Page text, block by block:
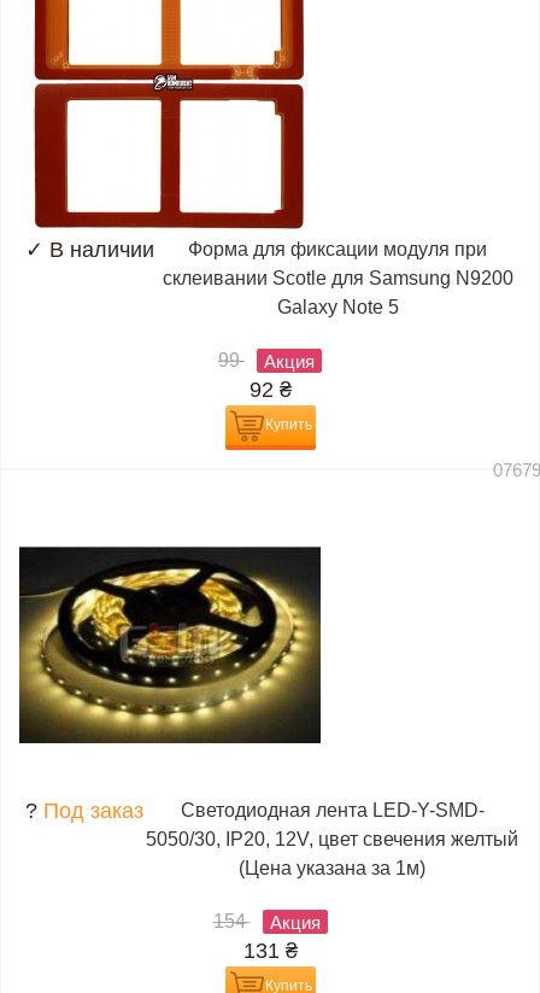
✓ В наличии
Форма для фиксации модуля при
склеивании Scotle для Samsung N9200
Galaxy Note 5
99 Акция
92 ₴
Купить
? Под заказ
Светодиодная лента LED-Y-SMD-
5050/30, IP20, 12V, цвет свечения желтый
(Цена указана за 1м)
154 Акция
131 ₴
Купить